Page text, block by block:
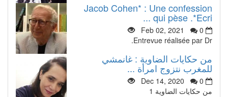
Jacob Cohen* : Une confession
qui pèse .*Ecri ...
Feb 02, 2021
0
Entrevue réalisée par Dr.
من حكايات الضاوية : غانمشي
للمغرب نتزوج امرأة ...
Dec 14, 2020
0
من حكايات الضاوية 1